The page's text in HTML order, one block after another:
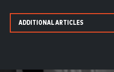
ADDITIONAL ARTICLES